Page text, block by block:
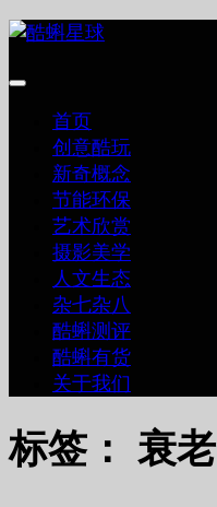
跳
内
首页
创意酷玩
新奇概念
节能环保
艺术欣赏
摄影美学
人文生态
杂七杂八
酷蝌测评
酷蝌有货
关于我们
标签： 衰老